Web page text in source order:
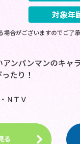
対象年
合がございますのでご了承
ンパンマンのキャ
たり！
ＮＴＶ